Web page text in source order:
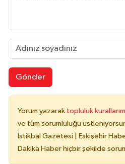
Gönder
Yorum yazarak topluluk
ve tüm sorumluluğu
İstikbal Gazetesi | Eskişehir
Dakika Haber hiçbir şekilde